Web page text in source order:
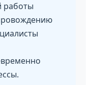
работы